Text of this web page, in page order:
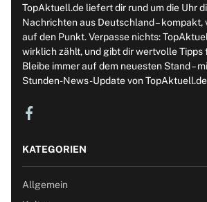
TopAktuell.de liefert dir rund um die Uhr
Nachrichten aus Deutschland – kompakt,
auf den Punkt. Verpasse nichts:
wirklich zählt, und gibt dir wertvolle Tipps
Bleibe immer auf dem neuesten Stand –
Stunden-News-Update von
KATEGORIEN
Allgemein